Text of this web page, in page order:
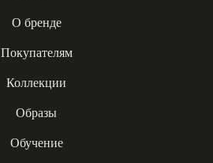
О бренде
Покупателям
Коллекции
Образы
Обучение